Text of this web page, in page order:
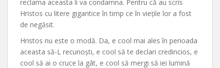
reclama aceasta îi va condamna. Pentru că au scris
Hristos cu litere gigantice în timp ce în viețile lor a fost
de negăsit.
Hristos nu este o modă. Da, e cool mai ales în perioada
aceasta să-L recunoști, e cool să te declari credincios, e
cool să ai o cruce la gât, e cool să mergi să iei lumină